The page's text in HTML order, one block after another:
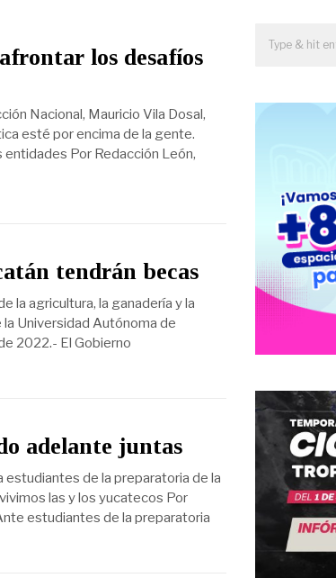
los desafíos
Nacional, Mauricio Vila Dosal,
esté por encima de la gente.
entidades Por Redacción León,
tendrán becas
la agricultura, la ganadería y la
Universidad Autónoma de
2022.- El Gobierno
adelante juntas
estudiantes de la preparatoria de la
las y los yucatecos Por
estudiantes de la preparatoria